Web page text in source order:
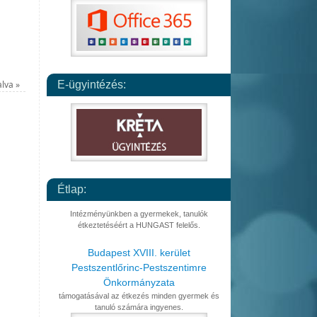
» E-ügyintézés:
Étlap:
Intézményünkben a gyermekek, tanulók
étkeztetéséért a HUNGAST felelős.
Budapest XVIII. kerület
Pestszentlőrinc-Pestszentimre
Önkormányzata
támogatásával az étkezés minden gyermek és
tanuló számára ingyenes.